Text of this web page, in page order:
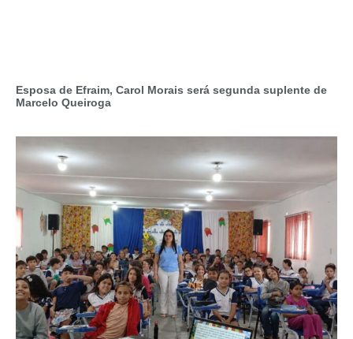
Esposa de Efraim, Carol Morais será segunda suplente de
Marcelo Queiroga